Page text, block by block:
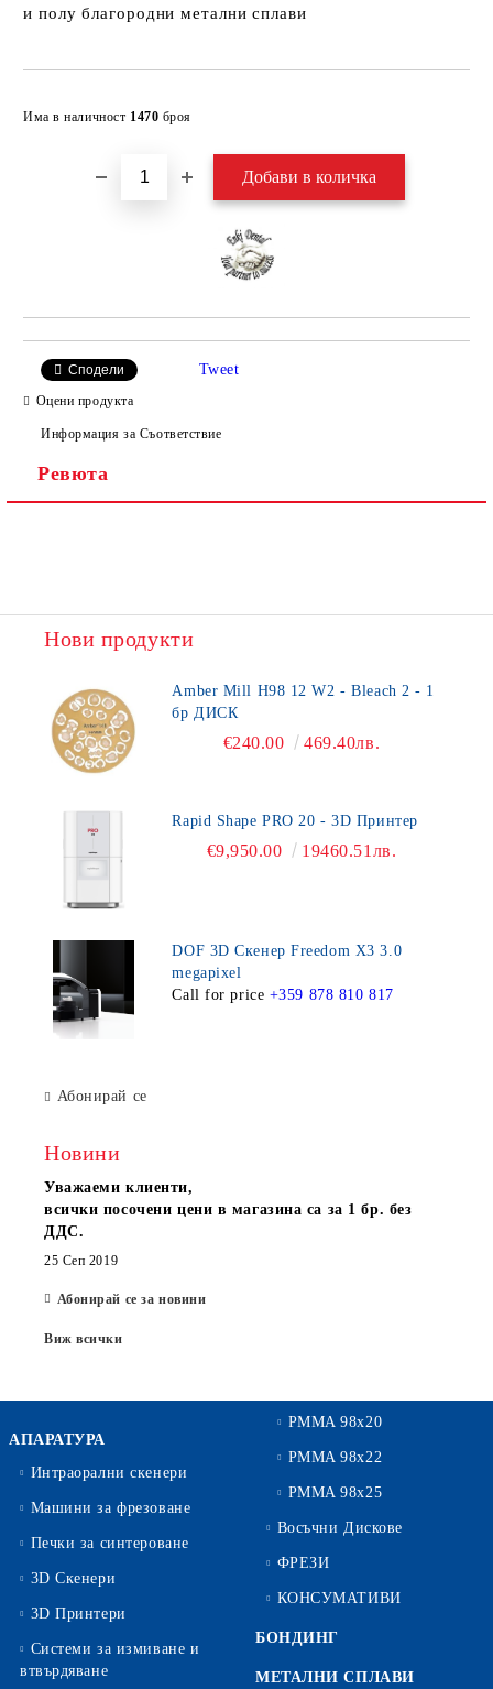
и полу благородни метални сплави
Има в наличност 1470 броя
Сподели Tweet
Оцени продукта
Информация за Съответствие
Ревюта
Нови продукти
Amber Mill H98 12 W2 - Bleach 2 - 1
бр ДИСК
€240.00 469.40лв.
Rapid Shape PRO 20 - 3D Принтер
€9,950.00 19460.51лв.
DOF 3D Скенер Freedom X3 3.0
megapixel
Call for price +359 878 810 817
Абонирай се
Новини
Уважаеми клиенти,
всички посочени цени в магазина са за 1 бр. без
ДДС.
25 Сеп 2019
Абонирай се за новини
Виж всички
АПАРАТУРА
Интраорални скенери
Машини за фрезоване
Печки за синтероване
3D Скенери
3D Принтери
Системи за измиване и
втвърдяване
PMMA 98x20
PMMA 98x22
PMMA 98x25
Восъчни Дискове
ФРЕЗИ
КОНСУМАТИВИ
БОНДИНГ
МЕТАЛНИ СПЛАВИ